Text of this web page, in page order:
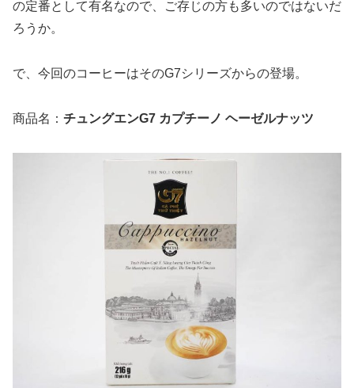
の定番として有名なので、ご存じの方も多いのではないだ
ろうか。
で、今回のコーヒーはそのG7シリーズからの登場。
商品名： チュングエンG7 カプチーノ ヘーゼルナッツ